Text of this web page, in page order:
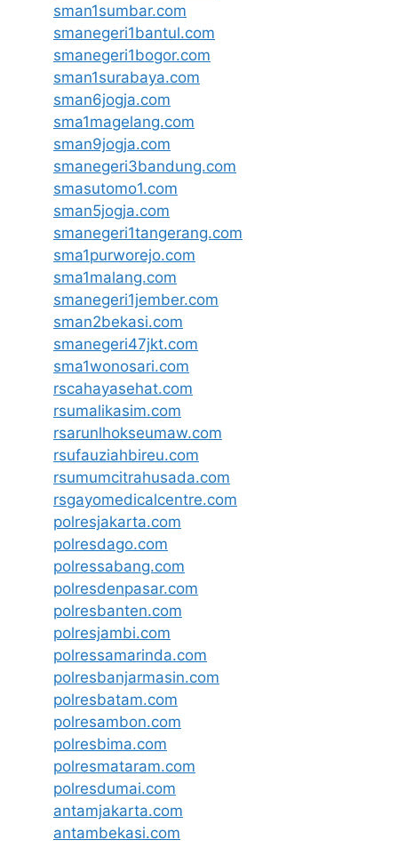
sman1sumbar.com
smanegeri1bantul.com
smanegeri1bogor.com
sman1surabaya.com
sman6jogja.com
sma1magelang.com
sman9jogja.com
smanegeri3bandung.com
smasutomo1.com
sman5jogja.com
smanegeri1tangerang.com
sma1purworejo.com
sma1malang.com
smanegeri1jember.com
sman2bekasi.com
smanegeri47jkt.com
sma1wonosari.com
rscahayasehat.com
rsumalikasim.com
rsarunlhokseumaw.com
rsufauziahbireu.com
rsumumcitrahusada.com
rsgayomedicalcentre.com
polresjakarta.com
polresdago.com
polressabang.com
polresdenpasar.com
polresbanten.com
polresjambi.com
polressamarinda.com
polresbanjarmasin.com
polresbatam.com
polresambon.com
polresbima.com
polresmataram.com
polresdumai.com
antamjakarta.com
antambekasi.com